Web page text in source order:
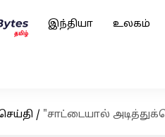
இந்தியா உலகம்
/ "சாட்டையால்